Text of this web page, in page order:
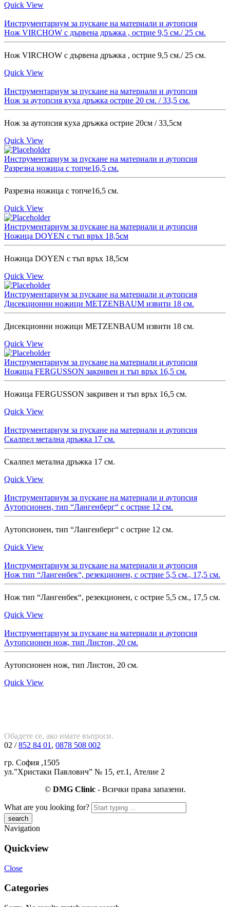
Quick View
Инструментариум за пускане на материали и аутопсия
Нож VIRCHOW с дървена дръжка , острие 9,5 см./ 25 см.
Нож VIRCHOW с дървена дръжка , острие 9,5 см./ 25 см.
Quick View
Инструментариум за пускане на материали и аутопсия
Нож за аутопсия куха дръжка острие 20 см. / 33,5 см.
Hож за аутопсия куха дръжка острие 20см / 33,5см
Quick View
Инструментариум за пускане на материали и аутопсия
Разрезна ножица с топче16,5 см.
Разрезна ножица с топче16,5 см.
Quick View
Инструментариум за пускане на материали и аутопсия
Ножица DOYEN с тъп връх 18,5см
Ножица DOYEN с тъп връх 18,5см
Quick View
Инструментариум за пускане на материали и аутопсия
Дисекционни ножици METZENBAUM извити 18 см.
Дисекционни ножици METZENBAUM извити 18 см.
Quick View
Инструментариум за пускане на материали и аутопсия
Ножица FERGUSSON закривен и тъп връх 16,5 см.
Ножица FERGUSSON закривен и тъп връх 16,5 см.
Quick View
Инструментариум за пускане на материали и аутопсия
Скалпел метална дръжка 17 см.
Скалпел метална дръжка 17 см.
Quick View
Инструментариум за пускане на материали и аутопсия
Аутопсионен, тип “Лангенберг“ с острие 12 см.
Аутопсионен, тип “Лангенберг“ с острие 12 см.
Quick View
Инструментариум за пускане на материали и аутопсия
Нож тип “Лангенбек“, резекционен, c oстрие 5,5 см., 17,5 см.
Нож тип “Лангенбек“, резекционен, c oстрие 5,5 см., 17,5 см.
Quick View
Инструментариум за пускане на материали и аутопсия
Аутопсионен нож, тип Листон, 20 см.
Аутопсионен нож, тип Листон, 20 см.
Quick View
Обадете се, ако имате въпроси.
02 /852 84 01 , 0878 508 002
гр. София ,1505
ул.”Христаки Павлович” № 15, ет.1, Ателие 2
© DMG Clinic- Всички права запазени.
What are you looking for?
Navigation
Quickview
Close
Categories